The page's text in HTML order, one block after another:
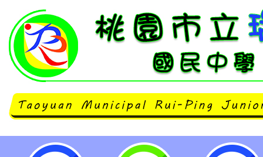
114年國產豬肉教學教師研習班-桃